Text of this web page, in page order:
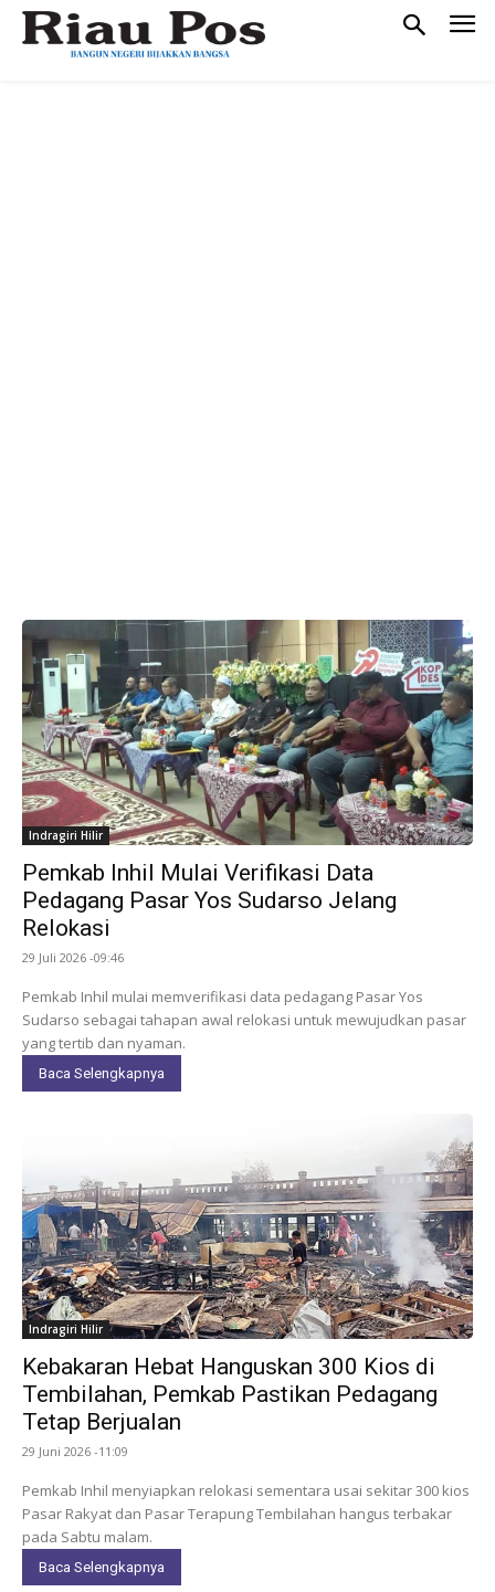
Indragiri Hilir
Pemkab Inhil Mulai Verifikasi Data
Pedagang Pasar Yos Sudarso Jelang
Relokasi
29 Juli 2026 -09:46
Pemkab Inhil mulai memverifikasi data pedagang Pasar Yos
Sudarso sebagai tahapan awal relokasi untuk mewujudkan pasar
yang tertib dan nyaman.
Baca Selengkapnya
Indragiri Hilir
Kebakaran Hebat Hanguskan 300 Kios di
Tembilahan, Pemkab Pastikan Pedagang
Tetap Berjualan
29 Juni 2026 -11:09
Pemkab Inhil menyiapkan relokasi sementara usai sekitar 300 kios
Pasar Rakyat dan Pasar Terapung Tembilahan hangus terbakar
pada Sabtu malam.
Baca Selengkapnya